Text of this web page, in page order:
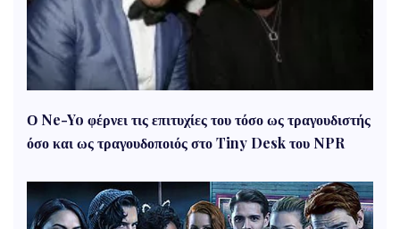
Ο Ne-Yo φέρνει τις επιτυχίες του τόσο ως τραγουδιστής
όσο και ως τραγουδοποιός στο Tiny Desk του NPR